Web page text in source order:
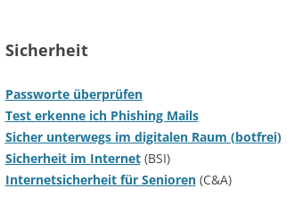
Sicherheit
Passworte überprüfen
Test erkenne ich Phishing Mails
Sicher unterwegs im digitalen Raum (botfrei)
Sicherheit im Internet(BSI)
Internetsicherheit für Senioren(C&A)